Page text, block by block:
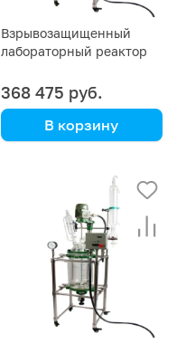
Взрывозащищенный
лабораторный реактор
368 475 руб.
В корзину